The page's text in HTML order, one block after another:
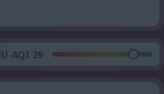
AQI 29